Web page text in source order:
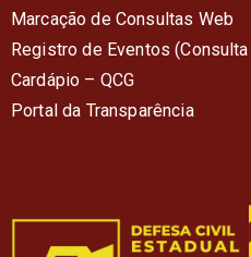
Marcação de Consultas Web
Registro de Eventos
Cardápio – QCG
Portal da Transparência